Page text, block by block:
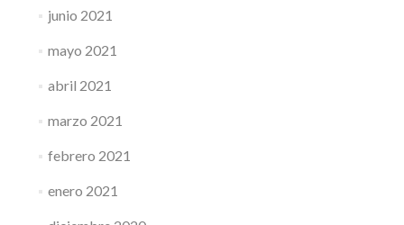
junio 2021
mayo 2021
abril 2021
marzo 2021
febrero 2021
enero 2021